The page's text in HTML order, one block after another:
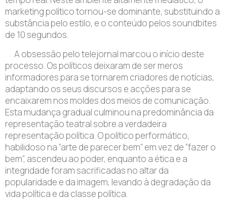
marketing político tornou-se dominante, substituindo a
substância pelo estilo, e o conteúdo pelos soundbites
de 10 segundos.
A obsessão pelo telejornal marcou o início deste
processo. Os políticos deixaram de ser meros
informadores para se tornarem criadores de notícias,
adaptando os seus discursos e acções para se
encaixarem nos moldes dos meios de comunicação.
Esta mudança gradual culminou na predominância da
representação teatral sobre a verdadeira
representação política. O político performático,
habilidoso na “arte de parecer bem” em vez de “fazer o
bem”, ascendeu ao poder, enquanto a ética e a
integridade foram sacrificadas no altar da
popularidade e da imagem, levando à degradação da
vida política e da classe política.